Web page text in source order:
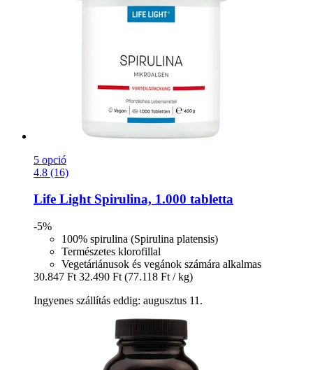
5 opció
4.8 (16)
Life LightSpirulina, 1.000 tabletta
-5%
100% spirulina (Spirulina platensis)
Természetes klorofillal
Vegetáriánusok és vegánok számára alkalmas
30.847 Ft 32.490 Ft (77.118 Ft / kg)
Ingyenes szállítás eddig: augusztus 11.